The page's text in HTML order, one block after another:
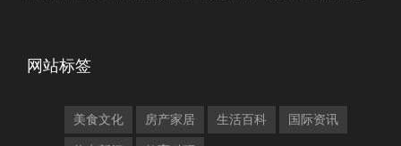
网站标签
美食文化 房产家居 生活百科 国际资讯